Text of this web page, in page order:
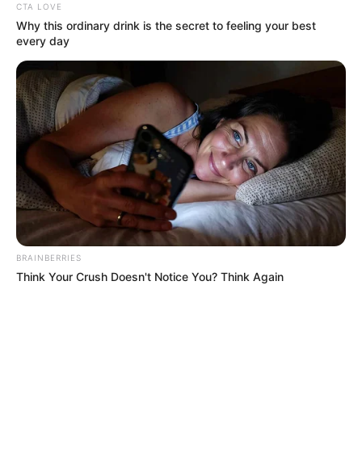
CTA LOVE
Why this ordinary drink is the secret to feeling your best
every day
BRAINBERRIES
Think Your Crush Doesn't Notice You? Think Again